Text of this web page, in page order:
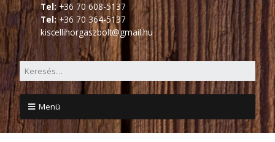
Tel:+36 70 608-5137
Tel: +36 70 364-5137
kiscellihorgaszbolt@gmail.hu
Menü